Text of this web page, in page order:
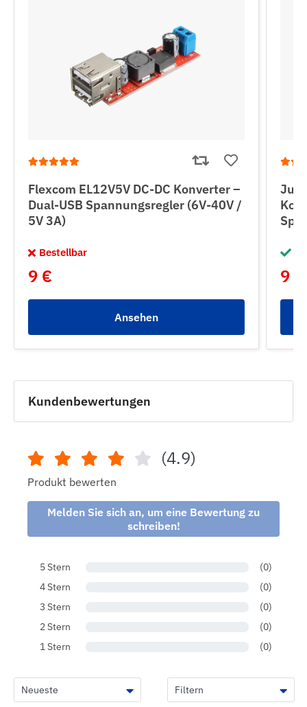
Flexcom EL12V5V DC-DC Konverter –
Dual-USB Spannungsregler (6V-40V /
5V 3A)
Bestellbar
9 €
Ansehen
9 €
Kundenbewertungen
(4.9)
Produkt bewerten
Melden Sie sich an, um eine Bewertung zu
schreiben!
5 Stern
(0)
4 Stern
(0)
3 Stern
(0)
2 Stern
(0)
1 Stern
(0)